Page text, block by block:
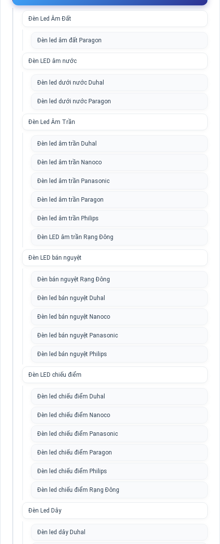
Đèn Led Âm Đất
Đèn led âm đất Paragon
Đèn LED âm nước
Đèn led dưới nước Duhal
Đèn led dưới nước Paragon
Đèn Led Âm Trần
Đèn led âm trần Duhal
Đèn led âm trần Nanoco
Đèn led âm trần Panasonic
Đèn led âm trần Paragon
Đèn led âm trần Philips
Đèn LED âm trần Rạng Đông
Đèn LED bán nguyệt
Đèn bán nguyệt Rạng Đông
Đèn led bán nguyệt Duhal
Đèn led bán nguyệt Nanoco
Đèn led bán nguyệt Panasonic
Đèn led bán nguyệt Philips
Đèn LED chiếu điểm
Đèn led chiếu điểm Duhal
Đèn led chiếu điểm Nanoco
Đèn led chiếu điểm Panasonic
Đèn led chiếu điểm Paragon
Đèn led chiếu điểm Philips
Đèn led chiếu điểm Rạng Đông
Đèn Led Dây
Đèn led dây Duhal